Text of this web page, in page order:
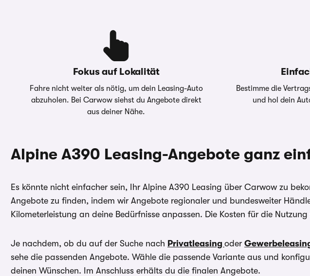
Überführungskosten
Gesamtbetrag 27.420,00 €
Effektiver Jahreszins 0,99 % 1, 41468 Neuss
direkt.
ein verbindliches Angebot kontaktieren Sie bitte direkt den Händler. Für Zinssätze
gilt im Allgemeinen: 2/3 aller Kund:innen erhalten den angegebenen Effektiv- und
Sollzinssatz. Bonität vorausgesetzt.
Fokus auf Lokalität
Fahre nicht weiter als nötig, um dein Leasing-Auto
abzuholen. Bei Carwow siehst du Angebote direkt
aus deiner Nähe.
Bestimme die
und hol dein
Alpine A390 Leasing-Angebote ganz
Es könnte nicht einfacher sein, Ihr Alpine A390 Leasing über Carwow zu
Angebote zu finden, indem wir Angebote regionaler und bundesweiter
Kilometerleistung an deine Bedürfnisse anpassen. Die Kosten für die
Je nachdem, ob du auf der Suche nach Privatleasing oder
sehe die passenden Angebote. Wähle die passende Variante aus und
deinen Wünschen. Im Anschluss erhälts du die finalen Angebote.